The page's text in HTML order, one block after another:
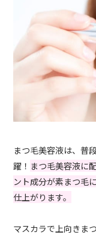
まつ毛美容液は、普
躍！ まつ毛美容液に
ント成分が素まつ毛
仕上がります。
マスカラで上向きま